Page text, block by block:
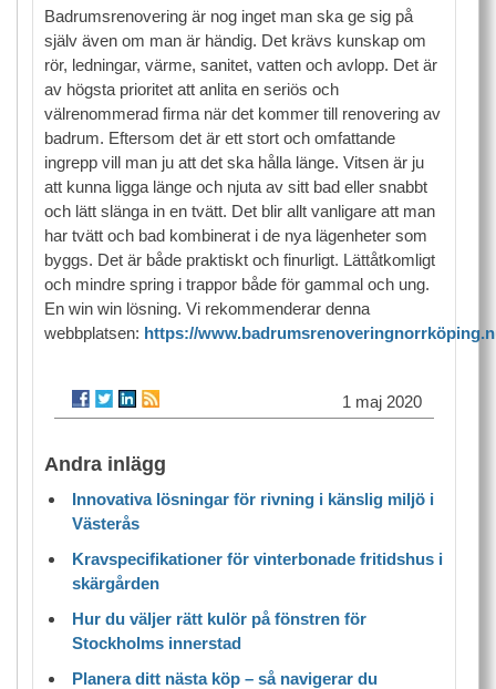
Badrumsrenovering är nog inget man ska ge sig på
själv även om man är händig. Det krävs kunskap om
rör, ledningar, värme, sanitet, vatten och avlopp. Det är
av högsta prioritet att anlita en seriös och
välrenommerad firma när det kommer till renovering av
badrum. Eftersom det är ett stort och omfattande
ingrepp vill man ju att det ska hålla länge. Vitsen är ju
att kunna ligga länge och njuta av sitt bad eller snabbt
och lätt slänga in en tvätt. Det blir allt vanligare att man
har tvätt och bad kombinerat i de nya lägenheter som
byggs. Det är både praktiskt och finurligt. Lättåtkomligt
och mindre spring i trappor både för gammal och ung.
En win win lösning. Vi rekommenderar denna
webbplatsen: https://
1 maj 2020
Andra inlägg
Innovativa lösningar för rivning i känslig miljö i
Västerås
Kravspecifikationer för vinterbonade fritidshus i
skärgården
Hur du väljer rätt kulör på fönstren för
Stockholms innerstad
Planera ditt nästa köp – så navigerar du